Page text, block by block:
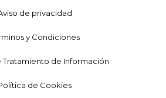
de privacidad
y Condiciones
Tratamiento de Información
de Cookies